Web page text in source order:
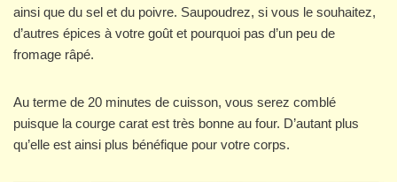
ainsi que du sel et du poivre. Saupoudrez, si vous le souhaitez,
d’autres épices à votre goût et pourquoi pas d’un peu de
fromage râpé.
Au terme de 20 minutes de cuisson, vous serez comblé
puisque la courge carat est très bonne au four. D’autant plus
qu’elle est ainsi plus bénéfique pour votre corps.